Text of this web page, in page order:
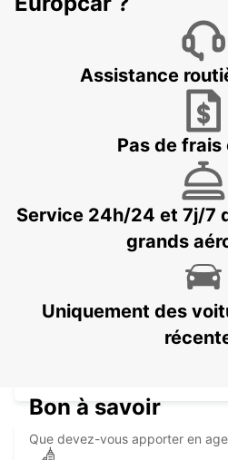
LEVERKUSEN WIESDORF -
LEVERKUSEN WIESDORF -
BERGISCH-GLADBACH
BERGISCH-GLADBACH -
COLOGNE HOLWEIDE
Assistance
Pas de frais
Service 24h/24 et 7j/7
grands
Uniquement des
Bon à savoir
Que devez-vous apporter en